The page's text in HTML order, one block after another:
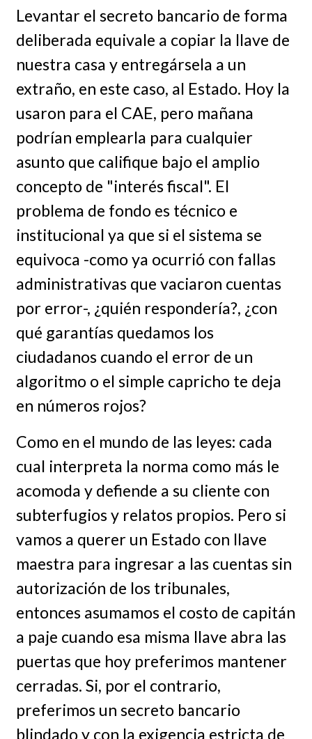
Levantar el secreto bancario de forma
deliberada equivale a copiar la llave de
nuestra casa y entregársela a un
extraño, en este caso, al Estado. Hoy la
usaron para el CAE, pero mañana
podrían emplearla para cualquier
asunto que califique bajo el amplio
concepto de "interés fiscal". El
problema de fondo es técnico e
institucional ya que si el sistema se
equivoca -como ya ocurrió con fallas
administrativas que vaciaron cuentas
por error-, ¿quién respondería?, ¿con
qué garantías quedamos los
ciudadanos cuando el error de un
algoritmo o el simple capricho te deja
en números rojos?
Como en el mundo de las leyes: cada
cual interpreta la norma como más le
acomoda y defiende a su cliente con
subterfugios y relatos propios. Pero si
vamos a querer un Estado con llave
maestra para ingresar a las cuentas sin
autorización de los tribunales,
entonces asumamos el costo de capitán
a paje cuando esa misma llave abra las
puertas que hoy preferimos mantener
cerradas. Si, por el contrario,
preferimos un secreto bancario
blindado y con la exigencia estricta de